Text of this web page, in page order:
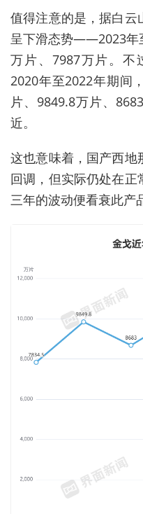
值得注意的是，据白
呈下滑态势——2023年
万片、7987万片。不
2020年至2022年期间
片、9849.8万片、
近。
这也意味着，国产西
回调，但实际仍处在
三年的波动便看衰此产